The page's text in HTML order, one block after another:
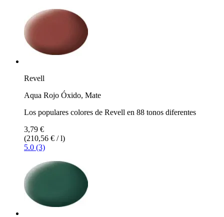
Revell
Aqua Rojo Óxido, Mate
Los populares colores de Revell en 88 tonos diferentes
3,79 €
(210,56 € / l)
5.0 (3)